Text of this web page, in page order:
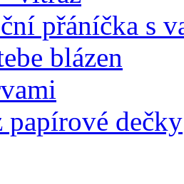
přáníčka s
blázen
papírové dečky